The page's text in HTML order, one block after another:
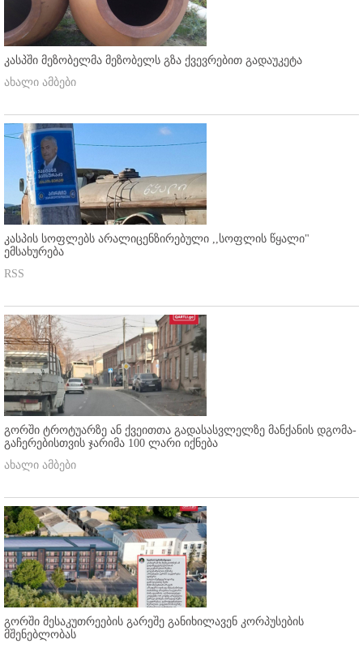
კასპში მეზობელმა მეზობელს გზა ქვევრებით გადაუკეტა
ახალი ამბები
კასპის სოფლებს არალიცენზირებული ,,სოფლის წყალი"
ემსახურება
RSS
გორში ტროტუარზე ან ქვეითთა გადასასვლელზე მანქანის დგომა-
გაჩერებისთვის ჯარიმა 100 ლარი იქნება
ახალი ამბები
გორში მესაკუთრეების გარეშე განიხილავენ კორპუსების
მშენებლობას